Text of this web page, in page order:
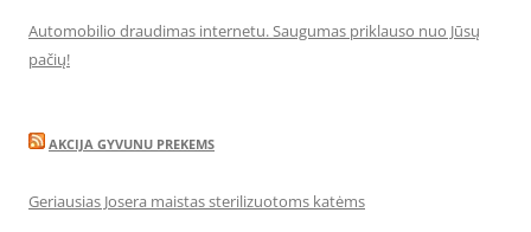
Automobilio draudimas internetu. Saugumas priklauso nuo Jūsų
pačių!
AKCIJA GYVUNU PREKEMS
Geriausias Josera maistas sterilizuotoms katėms